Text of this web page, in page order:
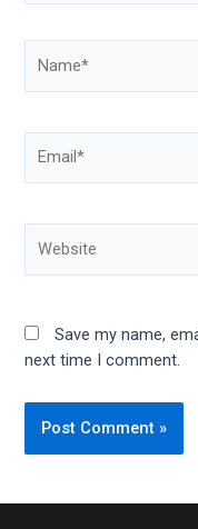
Save my name,
next time I comment.